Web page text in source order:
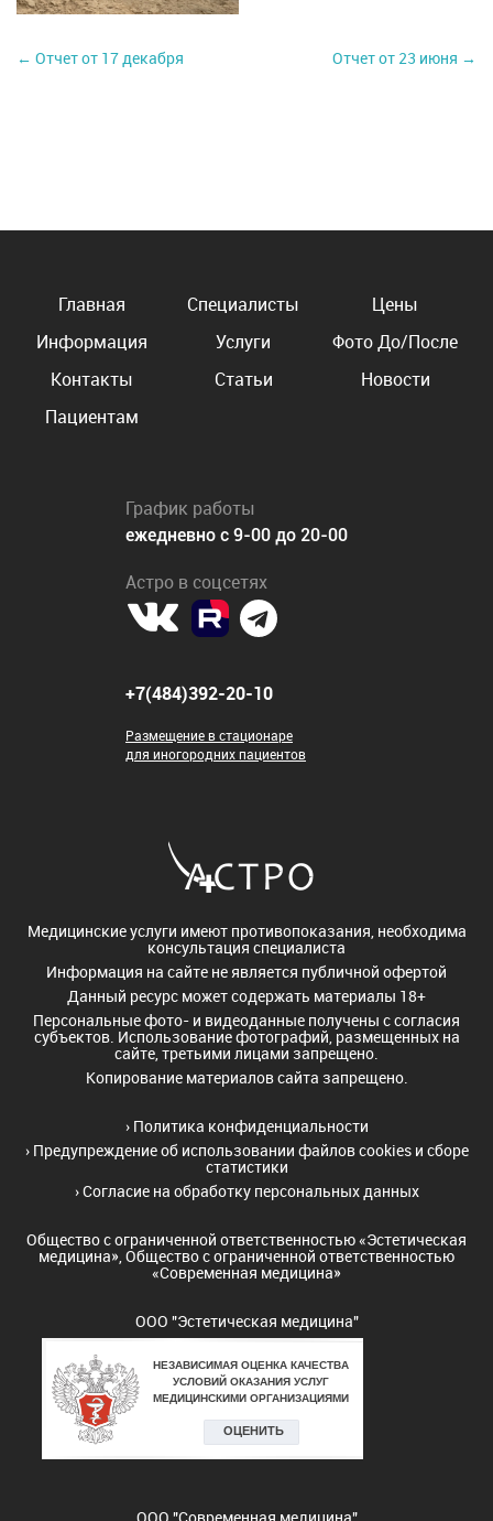
← Отчет от 17 декабря Отчет от 23 июня →
Главная Специалисты
Цены
Информация
Услуги
Фото До/После
Контакты
Статьи
Новости
Пациентам
График работы
ежедневно с 9-00 до 20-00
Астро в соцсетях
+7(484)392-20-10
Размещение в стационаре
для иногородних пациентов
Медицинские услуги имеют противопоказания, необходима
консультация специалиста
Информация на сайте не является публичной офертой
Данный ресурс может содержать материалы 18+
Персональные фото- и видеоданные получены с согласия
субъектов. Использование фотографий, размещенных на
сайте, третьими лицами запрещено.
Копирование материалов сайта запрещено.
› Политика конфиденциальности
› Предупреждение об использовании файлов cookies и сборе
статистики
›Согласие на обработку персональных данных
Общество с ограниченной ответственностью «Эстетическая
медицина», Общество с ограниченной ответственностью
«Современная медицина»
ООО "Эстетическая медицина"